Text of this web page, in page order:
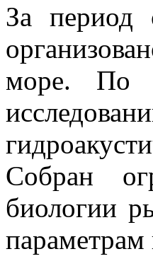
За период
море. По
Собран
биологии